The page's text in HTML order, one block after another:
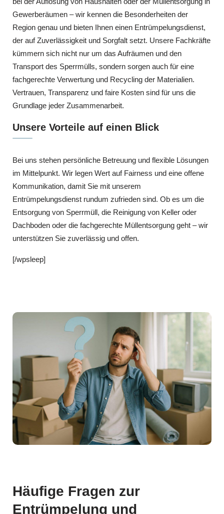
Gewerberäumen – wir kennen die Besonderheiten der
Region genau und bieten Ihnen einen Entrümpelungsdienst,
der auf Zuverlässigkeit und Sorgfalt setzt. Unsere Fachkräfte
kümmern sich nicht nur um das Aufräumen und den
Transport des Sperrmülls, sondern sorgen auch für eine
fachgerechte Verwertung und Recycling der Materialien.
Vertrauen, Transparenz und faire Kosten sind für uns die
Grundlage jeder Zusammenarbeit.
Unsere Vorteile auf einen Blick
Bei uns stehen persönliche Betreuung und flexible Lösungen
im Mittelpunkt. Wir legen Wert auf Fairness und eine offene
Kommunikation, damit Sie mit unserem
Entrümpelungsdienst rundum zufrieden sind. Ob es um die
Entsorgung von Sperrmüll, die Reinigung von Keller oder
Dachboden oder die fachgerechte Müllentsorgung geht – wir
unterstützen Sie zuverlässig und offen.
[/wpsleep]
Häufige Fragen zur
Entrümpelung und